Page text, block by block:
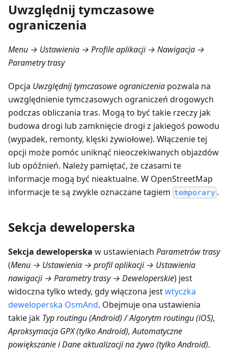
Uwzględnij tymczasowe
ograniczenia
Menu → Ustawienia → Profile aplikacji → Nawigacja →
Parametry trasy
Opcja Uwzględnij tymczasowe ograniczenia pozwala na
uwzględnienie tymczasowych ograniczeń drogowych
podczas obliczania tras. Mogą to być takie rzeczy jak
budowa drogi lub zamknięcie drogi z jakiegoś powodu
(wypadek, remonty, klęski żywiołowe). Włączenie tej
opcji może pomóc uniknąć nieoczekiwanych objazdów
lub opóźnień. Należy pamiętać, że czasami te
informacje mogą być nieaktualne. W OpenStreetMap
informacje te są zwykle oznaczane tagiem temporary .
Sekcja deweloperska
Sekcja deweloperska w ustawieniach Parametrów trasy
(Menu → Ustawienia → profil aplikacji → Ustawienia
nawigacji → Parametry trasy → Deweloperskie) jest
widoczna tylko wtedy, gdy włączona jestwtyczka
deweloperska OsmAnd. Obejmuje ona ustawienia
takie jak Typ routingu (Android) / Algorytm routingu (iOS),
Aproksymacja GPX (tylko Android), Automatyczne
powiększanie i Dane aktualizacji na żywo (tylko Android).